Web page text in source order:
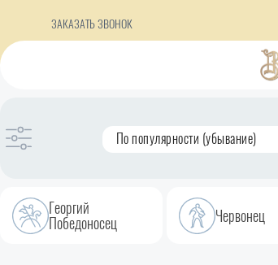
ЗАКАЗАТЬ ЗВОНОК
По популярности (убывание)
Георгий
Победоносец Червонец